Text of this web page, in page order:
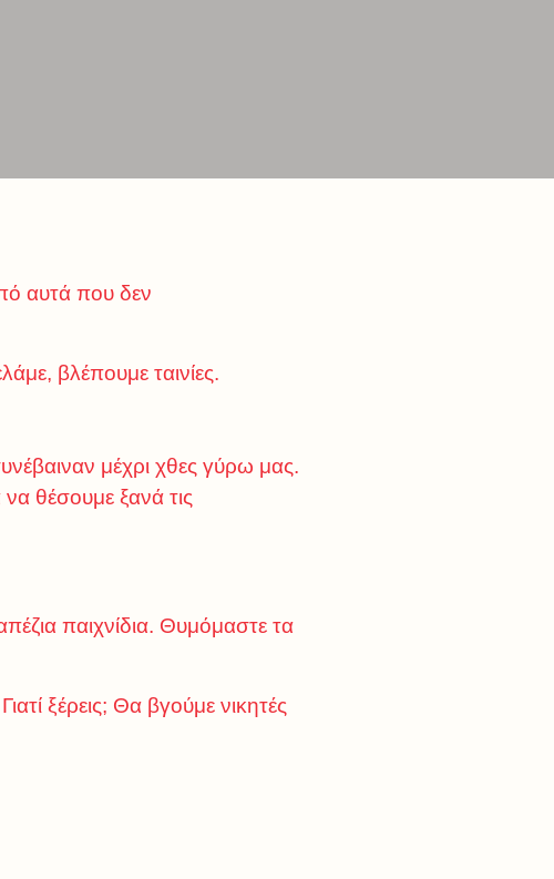
αυτά που δεν
βλέπουμε ταινίες.
μέχρι χθες γύρω μας.
να θέσουμε ξανά τις
παιχνίδια. Θυμόμαστε τα
ξέρεις; Θα βγούμε νικητές